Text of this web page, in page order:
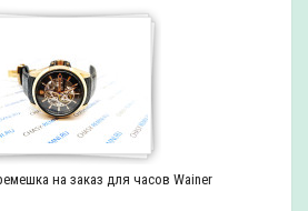
на заказ для часов Wainer